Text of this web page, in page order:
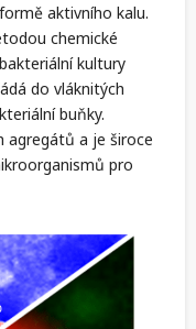
aktivního kalu.
chemické
kultury
do vláknitých
buňky.
agregátů a je široce
pro